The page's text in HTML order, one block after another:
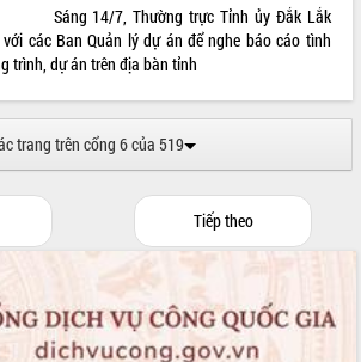
sản
công chức
Ngày
Việt Nam
quyết
Đền thờ
Sáng 14/7, Thường trực Tỉnh ủy Đắk Lắk
các Ban Quản lý dự án để nghe báo cáo tình
trình, dự án trên địa bàn tỉnh
trang trên cổng 6 của 519
Tiếp theo